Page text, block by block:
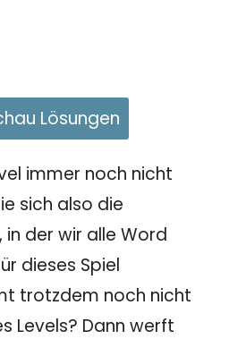
Lösungen
immer noch nicht
sich also die
der wir alle Word
dieses Spiel
trotzdem noch nicht
Levels? Dann werft